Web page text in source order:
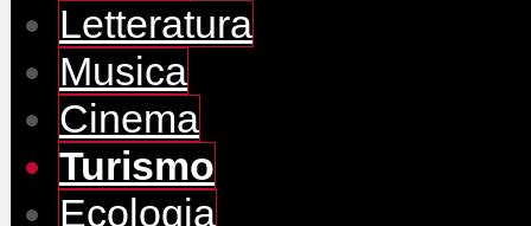
Letteratura
Musica
Cinema
Turismo
Ecologia